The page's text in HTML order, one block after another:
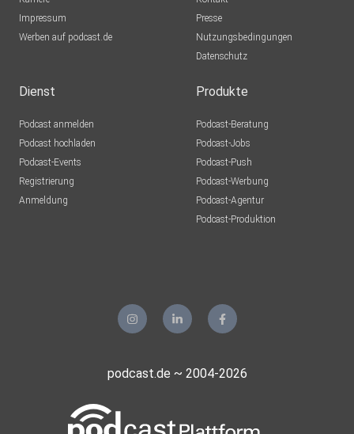
Impressum
Werben auf podcast.de
Presse
Nutzungsbedingungen
Datenschutz
Dienst
Podcast anmelden
Podcast hochladen
Podcast-Events
Registrierung
Anmeldung
Produkte
Podcast-Beratung
Podcast-Jobs
Podcast-Push
Podcast-Werbung
Podcast-Agentur
Podcast-Produktion
podcast.de ~ 2004-2026